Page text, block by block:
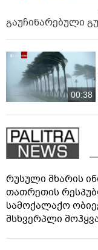
გაუჩინარებული
00:38
რუსული მხარის
თათრეთის
სამოქალაქო
მსხვერპლი